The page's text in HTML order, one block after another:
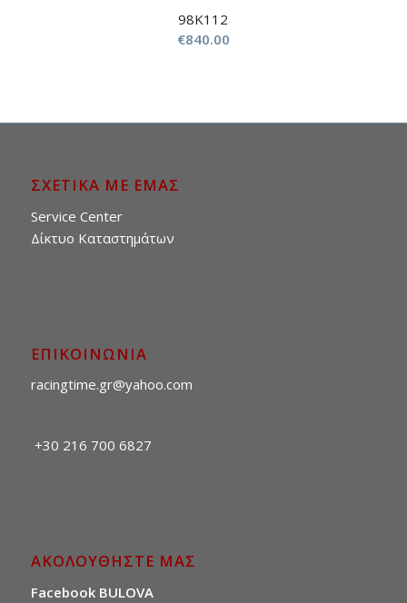
98K112
€840.00
ΣΧΕΤΙΚΑ ΜΕ ΕΜΑΣ
Service Center
Δίκτυο Καταστημάτων
ΕΠΙΚΟΙΝΩΝΙΑ
racingtime.gr@yahoo.com
+30 216 700 6827
ΑΚΟΛΟΥΘΗΣΤΕ ΜΑΣ
Facebook BULOVA